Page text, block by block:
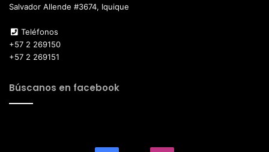
Salvador Allende #3674, Iquique
Teléfonos
+57 2 269150
+57 2 269151
Búscanos en facebook